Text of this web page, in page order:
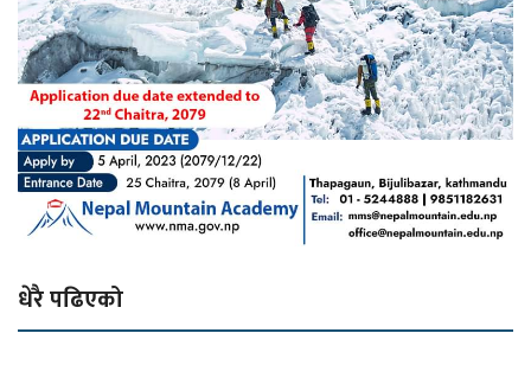
धेरै पढिएको